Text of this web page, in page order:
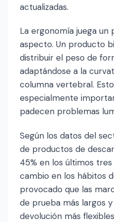
actualizadas.
La ergonomía juega
aspecto. Un producto
distribuir el peso de
adaptándose a la
columna vertebral.
especialmente
padecen problemas
Según los datos del
de productos de
45% en los últimos tres
cambio en los hábitos
provocado que las
de prueba más largos
devolución más